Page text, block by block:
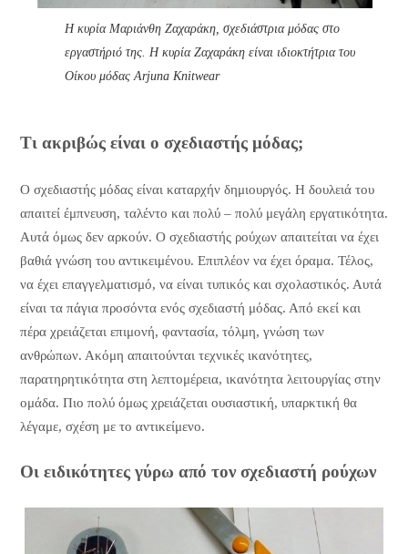
Η κυρία Μαριάνθη Ζαχαράκη, σχεδιάστρια μόδας στο
εργαστήριό της. Η κυρία Ζαχαράκη είναι ιδιοκτήτρια του
Οίκου μόδας Arjuna Knitwear
Τι ακριβώς είναι ο σχεδιαστής μόδας;
Ο σχεδιαστής μόδας είναι καταρχήν δημιουργός. Η δουλειά του
απαιτεί έμπνευση, ταλέντο και πολύ – πολύ μεγάλη εργατικότητα.
Αυτά όμως δεν αρκούν. Ο σχεδιαστής ρούχων απαιτείται να έχει
βαθιά γνώση του αντικειμένου. Επιπλέον να έχει όραμα. Τέλος,
να έχει επαγγελματισμό, να είναι τυπικός και σχολαστικός. Αυτά
είναι τα πάγια προσόντα ενός σχεδιαστή μόδας. Από εκεί και
πέρα χρειάζεται επιμονή, φαντασία, τόλμη, γνώση των
ανθρώπων. Ακόμη απαιτούνται τεχνικές ικανότητες,
παρατηρητικότητα στη λεπτομέρεια, ικανότητα λειτουργίας στην
ομάδα. Πιο πολύ όμως χρειάζεται ουσιαστική, υπαρκτική θα
λέγαμε, σχέση με το αντικείμενο.
Οι ειδικότητες γύρω από τον σχεδιαστή ρούχων